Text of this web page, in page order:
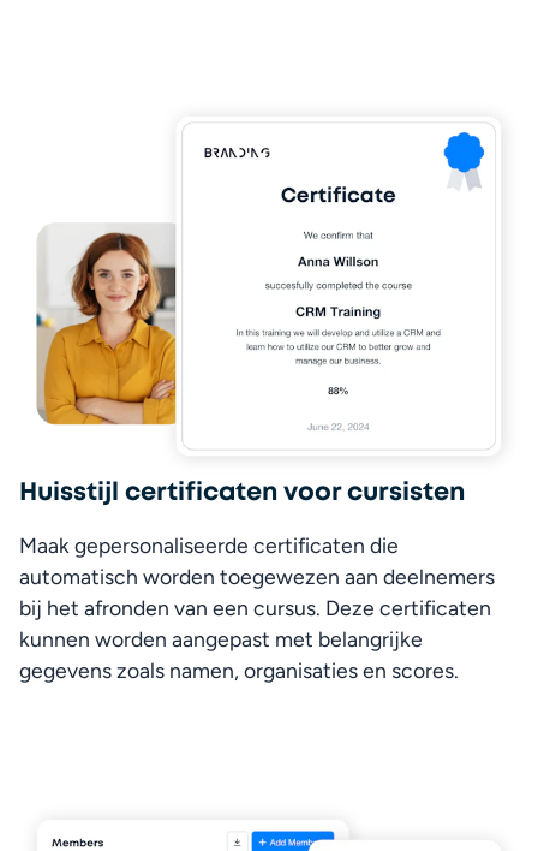
Huisstijl certificaten voor cursisten
Maak gepersonaliseerde certificaten die
automatisch worden toegewezen aan deelnemers
bij het afronden van een cursus. Deze certificaten
kunnen worden aangepast met belangrijke
gegevens zoals namen, organisaties en scores.